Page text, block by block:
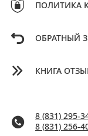
ПОЛИТИКА
ОБРАТНЫЙ
КНИГА
8 (831) 295-
8 (831) 256-